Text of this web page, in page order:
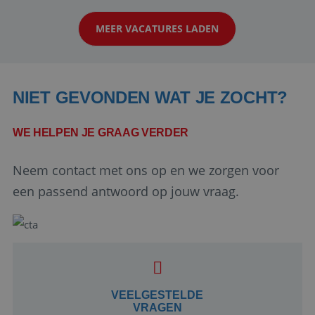
klanten te overtuigen om die droomreis te
boeken! ...
MEER VACATURES LADEN
NIET GEVONDEN WAT JE ZOCHT?
WE HELPEN JE GRAAG VERDER
Neem contact met ons op en we zorgen voor
een passend antwoord op jouw vraag.
VEELGESTELDE
VRAGEN
Google Privacy Policy